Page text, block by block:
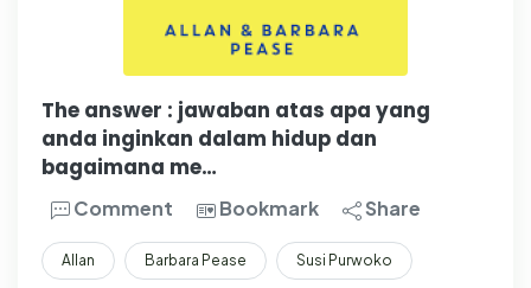
The answer : jawaban atas apa yang
anda inginkan dalam hidup dan
bagaimana me…
Comment Bookmark Share
Allan Barbara Pease Susi Purwoko